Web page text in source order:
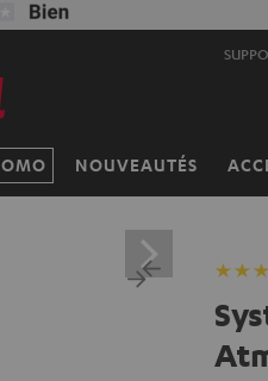
NOUVEAUTÉS